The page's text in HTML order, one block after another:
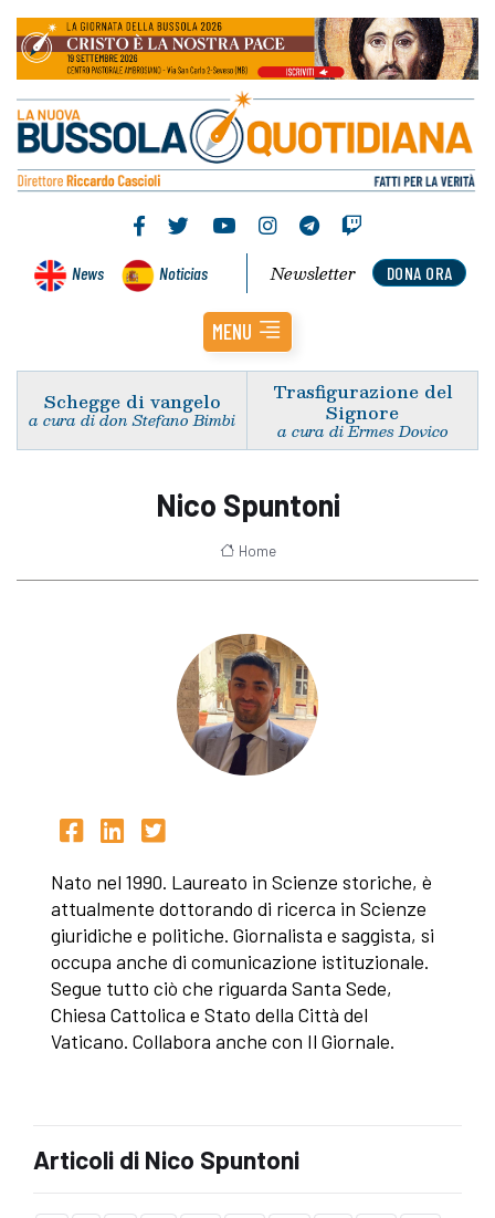
News Noticias DONA ORA
Newsletter
MENU
Schegge di vangelo
a cura di don Stefano Bimbi
Trasfigurazione del
Signore
a cura di Ermes Dovico
Nico Spuntoni
Home
Nato nel 1990. Laureato in Scienze storiche, è
attualmente dottorando di ricerca in Scienze
giuridiche e politiche. Giornalista e saggista, si
occupa anche di comunicazione istituzionale.
Segue tutto ciò che riguarda Santa Sede,
Chiesa Cattolica e Stato della Città del
Vaticano. Collabora anche con Il Giornale.
Articoli di Nico Spuntoni